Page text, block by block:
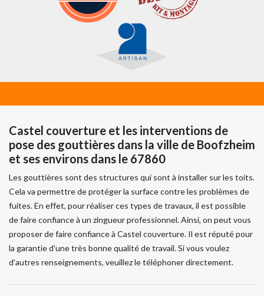
Castel couverture et les interventions de
pose des gouttières dans la ville de Boofzheim
et ses environs dans le 67860
Les gouttières sont des structures qui sont à installer sur les toits.
Cela va permettre de protéger la surface contre les problèmes de
fuites. En effet, pour réaliser ces types de travaux, il est possible
de faire confiance à un zingueur professionnel. Ainsi, on peut vous
proposer de faire confiance à Castel couverture. Il est réputé pour
la garantie d'une très bonne qualité de travail. Si vous voulez
d'autres renseignements, veuillez le téléphoner directement.